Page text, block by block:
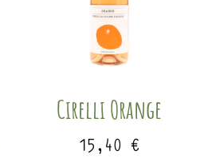
Cirelli Orange
15,40€